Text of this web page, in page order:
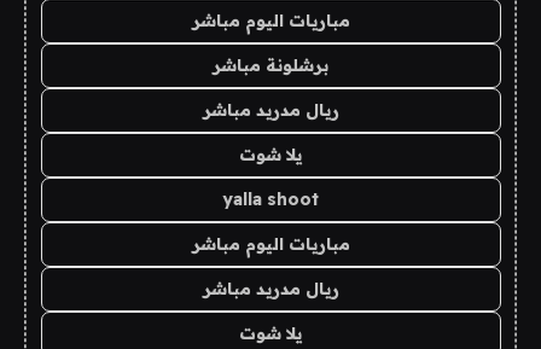
مباريات اليوم مباشر
برشلونة مباشر
ريال مدريد مباشر
يلا شوت
yalla shoot
مباريات اليوم مباشر
ريال مدريد مباشر
يلا شوت